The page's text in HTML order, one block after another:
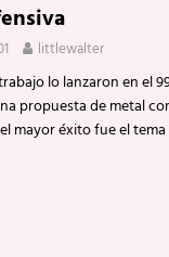
littlewalter
lo lanzaron en el
propuesta de metal
mayor éxito fue el